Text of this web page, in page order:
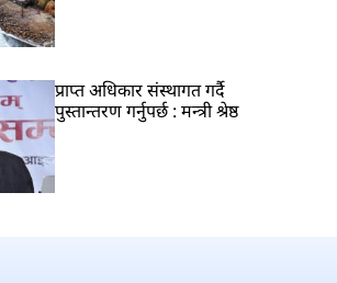
प्राप्त अधिकार संस्थागत गर्दै
पुस्तान्तरण गर्नुपर्छ : मन्त्री श्रेष्ठ